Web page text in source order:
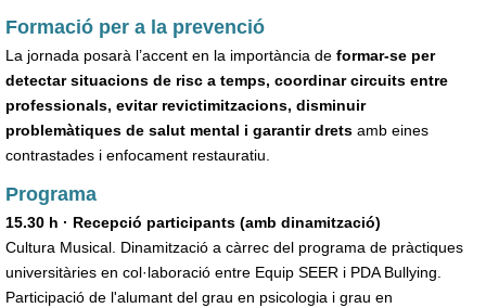
Formació per a la prevenció
La jornada posarà l’accent en la importància de formar-se per
detectar situacions de risc a temps, coordinar circuits entre
professionals, evitar revictimitzacions, disminuir
problemàtiques de salut mental i garantir drets amb eines
contrastades i enfocament restauratiu.
Programa
15.30 h · Recepció participants (amb dinamització)
Cultura Musical. Dinamització a càrrec del programa de pràctiques
universitàries en col·laboració entre Equip SEER i PDA Bullying.
Participació de l'alumant del grau en psicologia i grau en